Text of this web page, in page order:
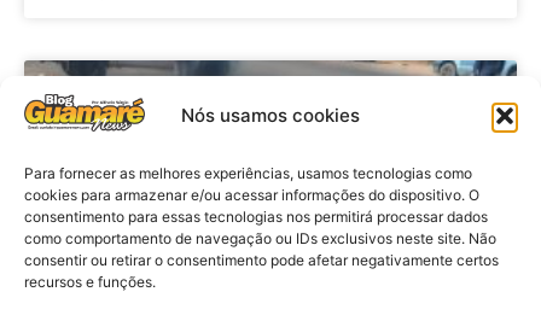
Nós usamos cookies
Para fornecer as melhores experiências, usamos tecnologias como
cookies para armazenar e/ou acessar informações do dispositivo. O
consentimento para essas tecnologias nos permitirá processar dados
como comportamento de navegação ou IDs exclusivos neste site. Não
consentir ou retirar o consentimento pode afetar negativamente certos
recursos e funções.